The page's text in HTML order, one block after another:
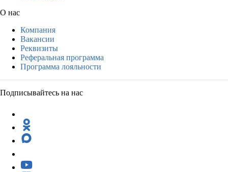
О нас
Компания
Вакансии
Реквизиты
Реферальная программа
Программа лояльности
Подписывайтесь на нас